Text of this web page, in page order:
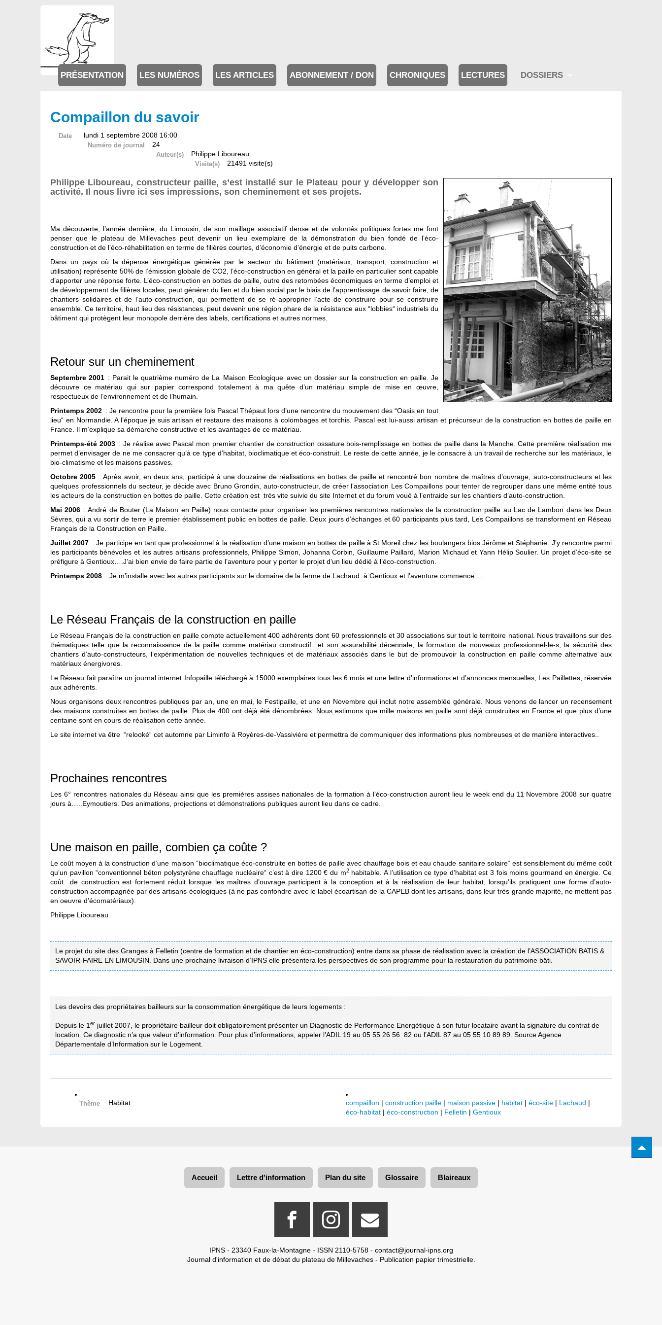
PRÉSENTATION LES NUMÉROS LES ARTICLES ABONNEMENT / DON CHRONIQUES LECTURES DOSSIERS
Compaillon du savoir
Date lundi 1 septembre 2008 16:00
Numéro de journal 24
Auteur(s) Philippe Liboureau
Visite(s) 21491 visite(s)
Philippe Liboureau, constructeur paille, s’est installé sur le Plateau pour y développer son
activité. Il nous livre ici ses impressions, son cheminement et ses projets.
Ma découverte, l’année dernière, du Limousin, de son maillage associatif dense et de volontés politiques fortes me font
penser que le plateau de Millevaches peut devenir un lieu exemplaire de la démonstration du bien fondé de l’éco-
construction et de l’éco-réhabilitation en terme de filières courtes, d’économie d’énergie et de puits carbone.
Dans un pays où la dépense énergétique générée par le secteur du bâtiment (matériaux, transport, construction et
utilisation) représente 50% de l’émission globale de CO2, l’éco-construction en général et la paille en particulier sont capable
d’apporter une réponse forte. L’éco-construction en bottes de paille, outre des retombées économiques en terme d’emploi et
de développement de filières locales, peut générer du lien et du bien social par le biais de l’apprentissage de savoir faire, de
chantiers solidaires et de l’auto-construction, qui permettent de se ré-approprier l’acte de construire pour se construire
ensemble. Ce territoire, haut lieu des résistances, peut devenir une région phare de la résistance aux “lobbies“ industriels du
bâtiment qui protègent leur monopole derrière des labels, certifications et autres normes.
Retour sur un cheminement
Septembre 2001 : Parait le quatrième numéro de La Maison Ecologique avec un dossier sur la construction en paille. Je
découvre ce matériau qui sur papier correspond totalement à ma quête d’un matériau simple de mise en œuvre,
respectueux de l’environnement et de l’humain.
Printemps 2002 : Je rencontre pour la première fois Pascal Thépaut lors d’une rencontre du mouvement des “Oasis en tout
lieu“ en Normandie. A l’époque je suis artisan et restaure des maisons à colombages et torchis. Pascal est lui-aussi artisan et précurseur de la construction en bottes de paille en
France. Il m’explique sa démarche constructive et les avantages de ce matériau.
Printemps-été 2003: Je réalise avec Pascal mon premier chantier de construction ossature bois-remplissage en bottes de paille dans la Manche. Cette première réalisation me
permet d’envisager de ne me consacrer qu’à ce type d’habitat, bioclimatique et éco-construit. Le reste de cette année, je le consacre à un travail de recherche sur les matériaux, le
bio-climatisme et les maisons passives.
Octobre 2005 : Après avoir, en deux ans, participé à une douzaine de réalisations en bottes de paille et rencontré bon nombre de maîtres d’ouvrage, auto-constructeurs et les
quelques professionnels du secteur, je décide avec Bruno Grondin, auto-constructeur, de créer l’association Les Compaillons pour tenter de regrouper dans une même entité tous
les acteurs de la construction en bottes de paille. Cette création est très vite suivie du site Internet et du forum voué à l’entraide sur les chantiers d’auto-construction.
Mai 2006 : André de Bouter (La Maison en Paille) nous contacte pour organiser les premières rencontres nationales de la construction paille au Lac de Lambon dans les Deux
Sèvres, qui a vu sortir de terre le premier établissement public en bottes de paille. Deux jours d’échanges et 60 participants plus tard, Les Compaillons se transforment en Réseau
Français de la Construction en Paille.
Juillet 2007 : Je participe en tant que professionnel à la réalisation d’une maison en bottes de paille à St Moreil chez les boulangers bios Jérôme et Stéphanie. J’y rencontre parmi
les participants bénévoles et les autres artisans professionnels, Philippe Simon, Johanna Corbin, Guillaume Paillard, Marion Michaud et Yann Hélip Soulier. Un projet d’éco-site se
préfigure à Gentioux….J’ai bien envie de faire partie de l’aventure pour y porter le projet d’un lieu dédié à l’éco-construction.
Printemps 2008 : Je m’installe avec les autres participants sur le domaine de la ferme de Lachaud à Gentioux et l’aventure commence ...
Le Réseau Français de la construction en paille
Le Réseau Français de la construction en paille compte actuellement 400 adhérents dont 60 professionnels et 30 associations sur tout le territoire national. Nous travaillons sur des
thématiques telle que la reconnaissance de la paille comme matériau constructif et son assurabilité décennale, la formation de nouveaux professionnel-le-s, la sécurité des
chantiers d’auto-constructeurs, l’expérimentation de nouvelles techniques et de matériaux associés dans le but de promouvoir la construction en paille comme alternative aux
matériaux énergivores.
Le Réseau fait paraître un journal internet Infopaille téléchargé à 15000 exemplaires tous les 6 mois et une lettre d’informations et d’annonces mensuelles, Les Paillettes, réservée
aux adhérents.
Nous organisons deux rencontres publiques par an, une en mai, le Festipaille, et une en Novembre qui inclut notre assemblée générale. Nous venons de lancer un recensement
des maisons construites en bottes de paille. Plus de 400 ont déjà été dénombrées. Nous estimons que mille maisons en paille sont déjà construites en France et que plus d’une
centaine sont en cours de réalisation cette année.
Le site internet va être “relooké“ cet automne par Liminfo à Royères-de-Vassivière et permettra de communiquer des informations plus nombreuses et de manière interactives..
Prochaines rencontres­­
Les 6° rencontres nationales du Réseau ainsi que les premières assises nationales de la formation à l’éco-construction auront lieu le week end du 11 Novembre 2008 sur quatre
jours à…..Eymoutiers. Des animations, projections et démonstrations publiques auront lieu dans ce cadre.
Une maison en paille, combien ça coûte ?
Le coût moyen à la construction d’une maison “bioclimatique éco-construite en bottes de paille avec chauffage bois et eau chaude sanitaire solaire“ est sensiblement du même coût
qu’un pavillon “conventionnel béton polystyrène chauffage nucléaire“ c’est à dire 1200 € du m2habitable. A l’utilisation ce type d’habitat est 3 fois moins gourmand en énergie. Ce
coût de construction est fortement réduit lorsque les maîtres d’ouvrage participent à la conception et à la réalisation de leur habitat, lorsqu’ils pratiquent une forme d’auto-
construction accompagnée par des artisans écologiques (à ne pas confondre avec le label écoartisan de la CAPEB dont les artisans, dans leur très grande majorité, ne mettent pas
en oeuvre d’écomatériaux).
Philippe Liboureau
Le projet du site des Granges à Felletin (centre de formation et de chantier en éco-construction) entre dans sa phase de réalisation avec la création de l’ASSOCIATION BATIS &
SAVOIR-FAIRE EN LIMOUSIN. Dans une prochaine livraison d’IPNS elle présentera les perspectives de son programme pour la restauration du patrimoine bâti.
Les devoirs des propriétaires bailleurs sur la consommation énergétique de leurs logements :
Depuis le 1 er juillet 2007, le propriétaire bailleur doit obligatoirement présenter un Diagnostic de Performance Energétique à son futur locataire avant la signature du contrat de
location. Ce diagnostic n’a que valeur d’information. Pour plus d’informations, appeler l’ADIL 19 au 05 55 26 56 82 ou l’ADIL 87 au 05 55 10 89 89. Source Agence
Départementale d’Information sur le Logement.
Thème Habitat compaillon | construction paille | maison passive | habitat | éco-site | Lachaud |
éco-habitat | éco-construction | Felletin | Gentioux
Accueil Lettre d'information Plan du site Glossaire Blaireaux
IPNS - 23340 Faux-la-Montagne - ISSN 2110-5758 - contact@journal-ipns.org
Journal d'information et de débat du plateau de Millevaches - Publication papier trimestrielle.